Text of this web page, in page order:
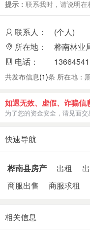
提示： 联系我时，请说明在
联系人：
(个人)
所在地：
桦南林业
电话：
共发布信息(1)条 所在地：
如遇无效、虚假、诈骗信
为了您的资金安全，请见面
快速导航
桦南县房产 出租
商服出售
商服求租
相关信息